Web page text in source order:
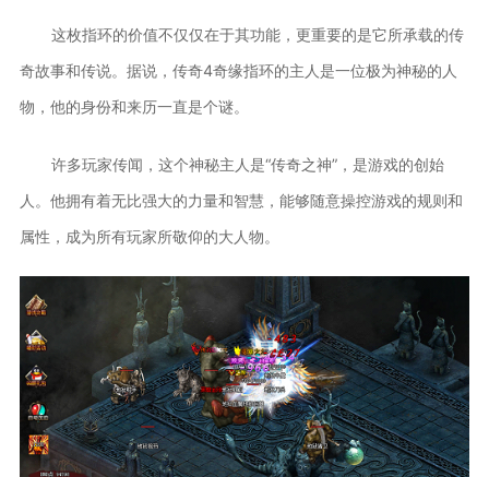
这枚指环的价值不仅仅在于其功能，更重要的是它所承载的传
奇故事和传说。据说，传奇4奇缘指环的主人是一位极为神秘的人
物，他的身份和来历一直是个谜。
许多玩家传闻，这个神秘主人是“传奇之神”，是游戏的创始
人。他拥有着无比强大的力量和智慧，能够随意操控游戏的规则和
属性，成为所有玩家所敬仰的大人物。